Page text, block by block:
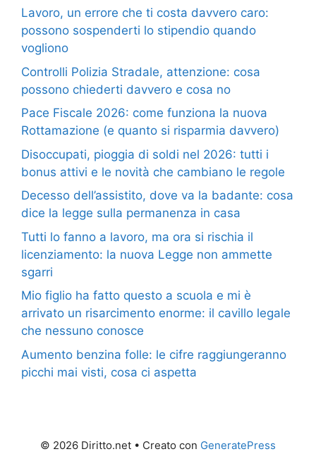
Lavoro, un errore che ti costa davvero caro:
possono sospenderti lo stipendio quando
vogliono
Controlli Polizia Stradale, attenzione: cosa
possono chiederti davvero e cosa no
Pace Fiscale 2026: come funziona la nuova
Rottamazione (e quanto si risparmia davvero)
Disoccupati, pioggia di soldi nel 2026: tutti i
bonus attivi e le novità che cambiano le regole
Decesso dell’assistito, dove va la badante: cosa
dice la legge sulla permanenza in casa
Tutti lo fanno a lavoro, ma ora si rischia il
licenziamento: la nuova Legge non ammette
sgarri
Mio figlio ha fatto questo a scuola e mi è
arrivato un risarcimento enorme: il cavillo legale
che nessuno conosce
Aumento benzina folle: le cifre raggiungeranno
picchi mai visti, cosa ci aspetta
© 2026 Diritto.net • Creato con GeneratePress